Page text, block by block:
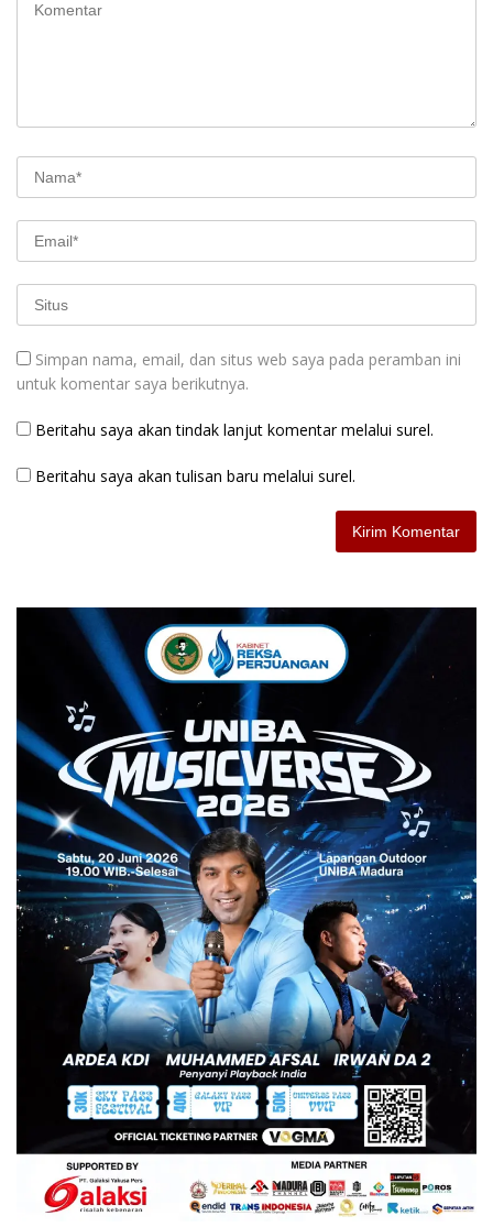
Simpan nama, email, dan situs web saya pada peramban ini
untuk komentar saya berikutnya.
Beritahu saya akan tindak lanjut komentar melalui surel.
Beritahu saya akan tulisan baru melalui surel.